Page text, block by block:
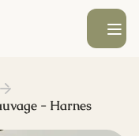
Ouvrir le
- Harnes